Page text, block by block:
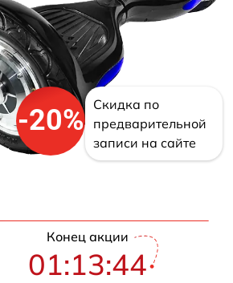
-20%
Скидка по
предварительной
записи на сайте
Конец акции
01:13:43